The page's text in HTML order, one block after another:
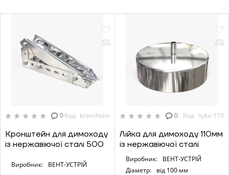
0Код: kronshtein
Кронштейн для димоходу
із нержавіючої сталі 500
Виробник: ВЕНТ-УСТРІЙ
0 Код: liyka-110
Лійка для димоходу 110мм
із нержавіючої сталі
Виробник:
ВЕНТ-УСТРІЙ
Діаметр:
від 100 мм